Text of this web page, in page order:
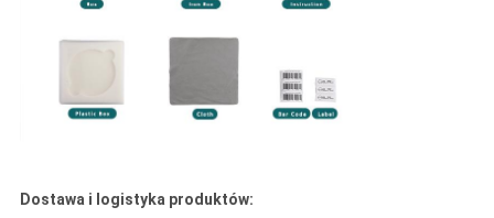
Dostawa i logistyka produktów: